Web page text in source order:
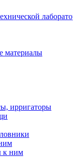
материалы
ирригаторы
к ним